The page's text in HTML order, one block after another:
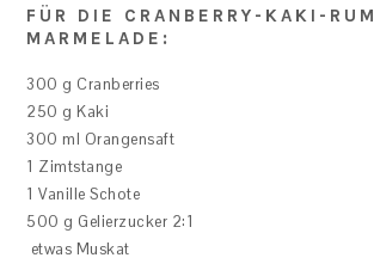
FÜR DIE CRANBERRY-KAKI-RUM
MARMELADE:
300 g Cranberries
250 g Kaki
300 ml Orangensaft
1 Zimtstange
1 Vanille Schote
500 g Gelierzucker 2:1
etwas Muskat